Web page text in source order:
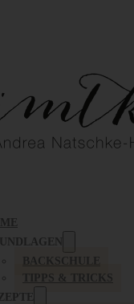
BACKSCHULE
TIPPS & TRICKS